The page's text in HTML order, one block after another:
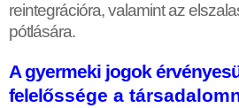
reintegrációra, valamint az
pótlására.
A gyermeki jogok
felelőssége a